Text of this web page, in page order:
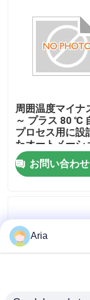
ビデオ
わたしたち に
工場ツアー
品質管理
ニュース
引金 を 求め
周囲温度マイナ
～ プラス 80 ℃
プロセス用に設
たオートメーシ
リンダ シリーズ
空気圧アクチュ
お問い合わ
Aria